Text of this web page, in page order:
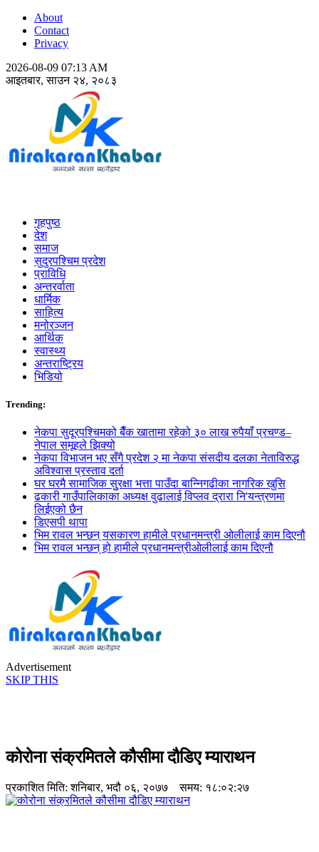
About
Contact
Privacy
2026-08-09 07:13 AM
आइतबार, साउन २४, २०८३
गृहपुष्ठ
देश
समाज
सुदुरपश्चिम प्रदेश
प्राविधि
अन्तरर्वाता
धार्मिक
साहित्य
मनोरञ्जन
आर्थिक
स्वास्थ्य
अन्तराष्ट्रिय
भिडियो
Trending:
नेकपा सुदूरपश्चिमको बैँक खातामा रहेको ३० लाख रुपैयाँ प्रचण्ड–
नेपाल समूहले झिक्य‍ो
नेकपा विभाजन भए सँगै प्रदेश २ मा नेकपा संसदीय दलका नेताविरुद्ध
अविश्वास प्रस्ताव दर्ता
घर घरमै सामाजिक सुुरक्षा भत्ता पाउँदा बान्निगढीका नागरिक खुसि
ढकारी गाउँपालिकाका अध्यक्ष वुढालाई विप्लव द्रारा नि'यन्त्रणमा
लिईएको छैन
डिएसपी थापा
भिम रावल भन्छन् यसकारण हामीले प्रधानमन्त्री ओलीलाई काम दिएनौ
भिम रावल भन्छन् हो हामीले प्रधानमन्त्रीओलीलाई काम दिएनौ
Advertisement
SKIP THIS
कोरोना संक्रमितले कौसीमा दौडिए म्याराथन
प्रकाशित मिति:शनिबार, भदौ ०६, २०७७ समय: १८:०२:२७